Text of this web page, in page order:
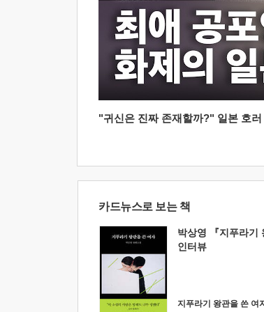
"귀신은 진짜 존재할까?" 일본 호
카드뉴스로 보는 책
박상영 『지푸라기
인터뷰
지푸라기 왕관을 쓴 여